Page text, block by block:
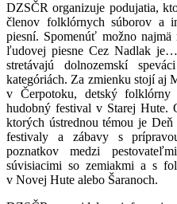
DZSČR organizuje podujatia,
členov folklórnych súborov a
piesní. Spomenúť možno
ľudovej piesne Cez Nadlak
stretávajú dolnozemskí
kategóriách. Za zmienku stojí aj
v Čerpotoku, detský
hudobný festival v Starej Hute.
ktorých ústrednou témou je
festivaly a zábavy s
poznatkov medzi
súvisiacimi so zemiakmi a s
v Novej Hute alebo Šaranoch.